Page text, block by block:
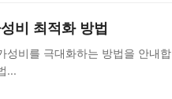
비 최적화 방법
성비를 극대화하는 방법을 안내합
...